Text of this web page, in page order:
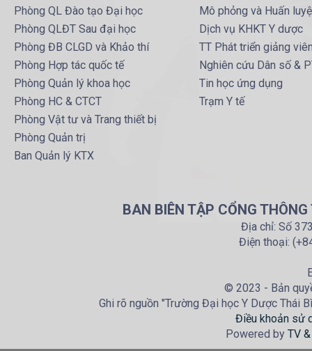
Phòng QL Đào tạo Đại học
Phòng QLĐT Sau đại học
Phòng ĐB CLGD và Khảo thí
Phòng Hợp tác quốc tế
Phòng Quản lý khoa học
Phòng HC & CTCT
Phòng Vật tư và Trang thiết bị
Phòng Quản trị
Ban Quản lý KTX
Mô phỏng và Huấn
Dịch vụ KHKT Y dược
TT Phát triển giảng
Nghiên cứu Dân số &
Tin học ứng dụng
Trạm Y tế
BAN BIÊN TẬP CỔNG
Địa chỉ: Số
Điện thoại:
© 2023 - Bản
Ghi rõ nguồn "Trường Đại học Y Dược Thái
Điều khoản sử
Powered by TV